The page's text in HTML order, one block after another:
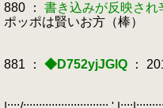
880 ： 書き込みが反映され
ポッポは賢いお方（棒）
881 ： ◆D752yjJGlQ ：